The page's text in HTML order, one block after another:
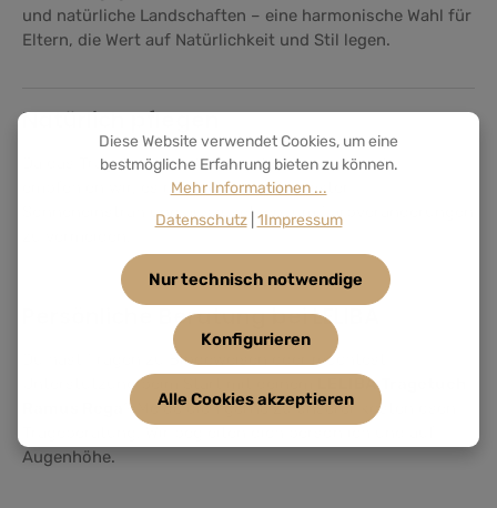
und natürliche Landschaften – eine harmonische Wahl für
Eltern, die Wert auf Natürlichkeit und Stil legen.
Natürlich pflegen
Da das Tragetuch aus Naturmaterialien besteht,
empfehlen wir, es nicht dauerhaft direkter
Sonneneinstrahlung auszusetzen, um Farbveränderungen
Persönliche Beratung bei LELIBA
Du hast Fragen zu Bindeweisen oder möchtest
Unterstützung beim Start mit deinem
LELIBA Tragetuch
? Melde dich gerne zu unserer kostenlosen
Augenhöhe.
Diese Website verwendet Cookies, um eine
bestmögliche Erfahrung bieten zu können.
Mehr Informationen ...
Datenschutz| 1Impressum
Nur technisch notwendige
Konfigurieren
Alle Cookies akzeptieren